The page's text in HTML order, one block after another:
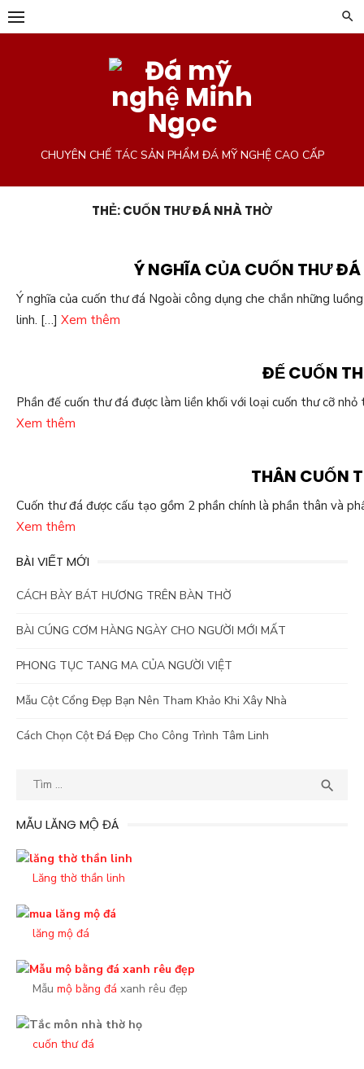
Chuyển
tới
CHUYÊN CHẾ TÁC SẢN PHẨM ĐÁ MỸ NGHỆ CAO CẤP
THẺ:CUỐN THƯ ĐÁ NHÀ THỜ
Ý NGHĨA CỦA CUỐN THƯ ĐÁ
Ý nghĩa của cuốn thư đá Ngoài công dụng che chắn những
linh. […] Xem thêm
ĐẾ CUỐN
Phần đế cuốn thư đá được làm liền khối với loại cuốn thư cỡ
Xem thêm
THÂN CUỐN
Cuốn thư đá được cấu tạo gồm 2 phần chính là phần thân và
Xem thêm
BÀI VIẾT MỚI
CÁCH BÀY BÁT HƯƠNG TRÊN BÀN THỜ
BÀI CÚNG CƠM HÀNG NGÀY CHO NGƯỜI MỚI MẤT
PHONG TỤC TANG MA CỦA NGƯỜI VIỆT
Mẫu Cột Cổng Đẹp Bạn Nên Tham Khảo Khi Xây Nhà
Cách Chọn Cột Đá Đẹp Cho Công Trình Tâm Linh
tìm
cho:

MẪU LĂNG MỘ ĐÁ
Lăng thờ thần linh
lăng mộ đá
Mẫu mộ bằng đá xanh rêu đẹp
cuốn thư đá